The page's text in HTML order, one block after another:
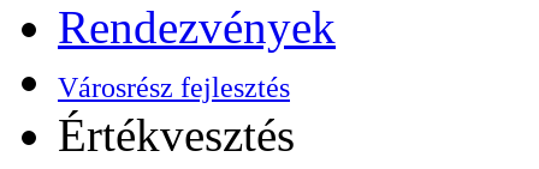
Rendezvények
Városrész fejlesztés
Értékvesztés